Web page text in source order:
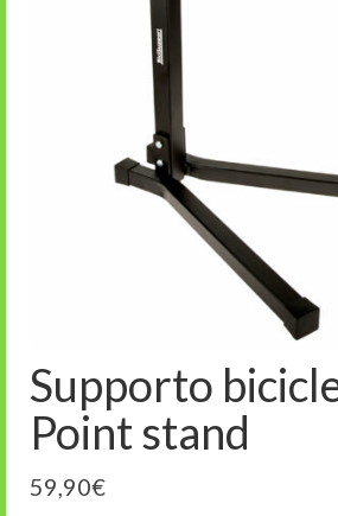
Supporto
Point stand
59,90€